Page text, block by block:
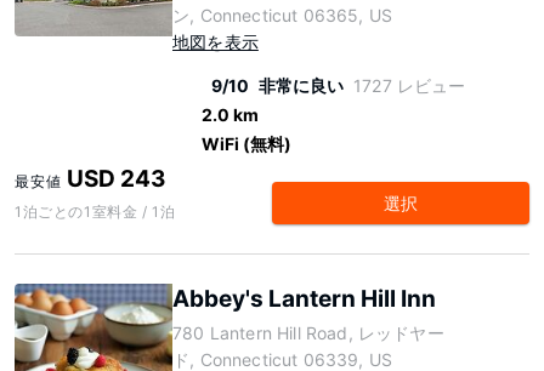
ン, Connecticut 06365, US
地図を表示
9/10 非常に良い 1727 レビュー
2.0 km
WiFi (無料)
最安値 USD 243
1泊ごとの1室料金 / 1泊 選択
Abbey's Lantern Hill Inn
780 Lantern Hill Road, レッドヤー
ド, Connecticut 06339, US